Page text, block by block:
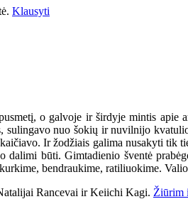
Klausyti
o galvoje ir širdyje mintis
sulingavo nuo šokių ir nuvilnijo
Ir žodžiais galima nusakyti tik
būti. Gimtadienio šventė
bendraukime, ratiliuokime.
Rancevai ir Keiichi Kagi. Žiūrim